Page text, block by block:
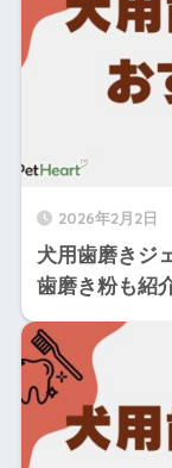
2026年2月2日
犬用歯磨きジ
歯磨き粉も紹